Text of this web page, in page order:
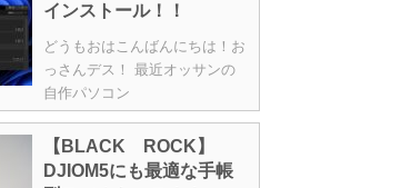
インストール！！
どうもおはこんばんにちは！お
っさんデス！ 最近オッサンの
自作パソコン
【BLACK ROCK】
DJIOM5にも最適な手帳